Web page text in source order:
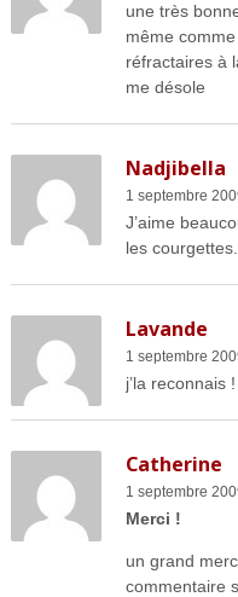
une très
même
réfractaires à
me désole
Nadjibella
1 septembre
J’aime
les
Lavande
1 septembre
j’la reconnais
Catherine
1 septembre
Merci !
un grand
commentaire